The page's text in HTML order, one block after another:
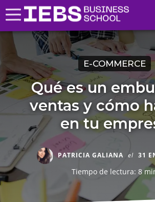
E-COMMERCE
Qué es un
ventas y cómo
en tu
PATRICIA GALIANA el 31
Tiempo de lectura: 8